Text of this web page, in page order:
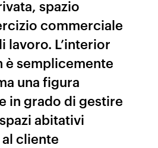
spazio
commerciale
lavoro. L’interior
è semplicemente
una figura
in grado di gestire
abitativi
cliente